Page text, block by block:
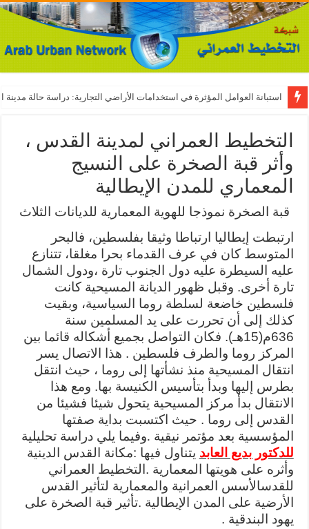
استبانة العوامل المؤثرة في استخدامات الأراضي التجارية: دراسة حالة مدينة
التخطيط العمراني لمدينة القدس ،
وأثر قبة الصخرة على النسيج
المعماري للمدن الإيطالية
قبة الصخرة نموذجا للهوية المعمارية للديانات الثلاث
ارتبطت إيطاليا ارتباطا وثيقا بفلسطين، فالبحر
المتوسط كان في عرف القدماء بحرا مغلقا، تتنازع
عليه السيطرة عليه دول الجنوب تارة ،ودول الشمال
تارة أخرى. وقبل ظهور الديانة المسيحية كانت
فلسطين خاضعة لسلطة روما السياسية، وبقيت
كذلك إلى أن تحررت على يد المسلمين سنة
636م(15هـ). فكان التواصل بجميع أشكاله قائما بين
المركز روما والطرف فلسطين . هذا الاتصال يسر
انتقال المسيحية منذ نشأتها إلى روما ، حيث انتقل
بطرس إليها وبدأ بتأسيس الكنيسة بها. ومع هذا
الانتقال بدأ مركز المسيحية يتحول شيئا فشيئا من
القدس إلى روما . حيث اكتسبت بداية صفتها
المؤسسية بعد مؤتمر نيقية .وفيما يلي دراسة تحليلية
للدكتور بديع العابد يتناول فيها :مكانة القدس الدينية
وأثره على هويتها المعمارية . التخطيط العمراني
للقدسالأسس العمرانية والمعمارية لتأثير القدس
الأرضية على المدن الإيطالية .تأثير قبة الصخرة على
يهود البندقية .